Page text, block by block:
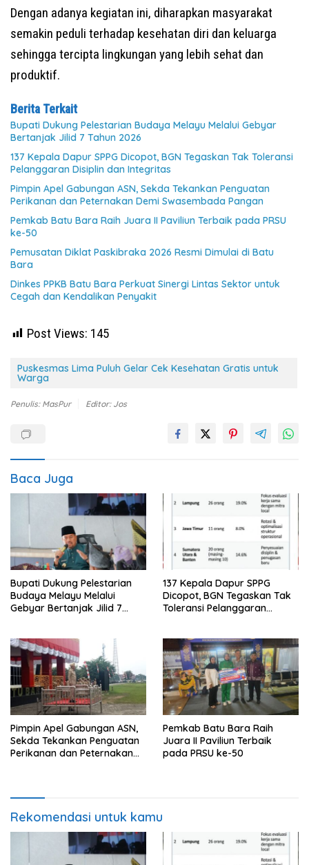
Dengan adanya kegiatan ini, diharapkan masyarakat
semakin peduli terhadap kesehatan diri dan keluarga
sehingga tercipta lingkungan yang lebih sehat dan
produktif.
Berita Terkait
Bupati Dukung Pelestarian Budaya Melayu Melalui Gebyar
Bertanjak Jilid 7 Tahun 2026
137 Kepala Dapur SPPG Dicopot, BGN Tegaskan Tak Toleransi
Pelanggaran Disiplin dan Integritas
Pimpin Apel Gabungan ASN, Sekda Tekankan Penguatan
Perikanan dan Peternakan Demi Swasembada Pangan
Pemkab Batu Bara Raih Juara II Paviliun Terbaik pada PRSU
ke-50
Pemusatan Diklat Paskibraka 2026 Resmi Dimulai di Batu
Bara
Dinkes PPKB Batu Bara Perkuat Sinergi Lintas Sektor untuk
Cegah dan Kendalikan Penyakit
Post Views: 145
Puskesmas Lima Puluh Gelar Cek Kesehatan Gratis untuk
Warga
Penulis: MasPur Editor: Jos
Baca Juga
Bupati Dukung Pelestarian
Budaya Melayu Melalui
Gebyar Bertanjak Jilid 7
137 Kepala Dapur SPPG
Dicopot, BGN Tegaskan Tak
Toleransi Pelanggaran
Pimpin Apel Gabungan ASN,
Sekda Tekankan Penguatan
Perikanan dan Peternakan
Pemkab Batu Bara Raih
Juara II Paviliun Terbaik
pada PRSU ke-50
Rekomendasi untuk kamu